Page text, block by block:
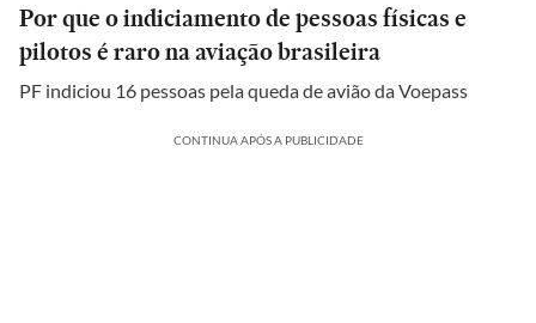
Por que o indiciamento de pessoas físicas e
pilotos é raro na aviação brasileira
PF indiciou 16 pessoas pela queda de avião da Voepass
CONTINUA APÓS A PUBLICIDADE